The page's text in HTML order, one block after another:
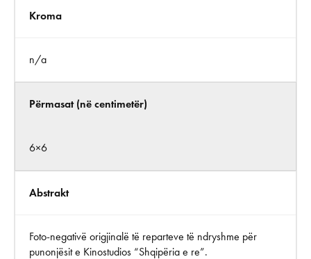
Kroma
n/a
Përmasat (në centimetër)
6×6
Abstrakt
Foto-negativë origjinalë të reparteve të ndryshme për
punonjësit e Kinostudios “Shqipëria e re”.